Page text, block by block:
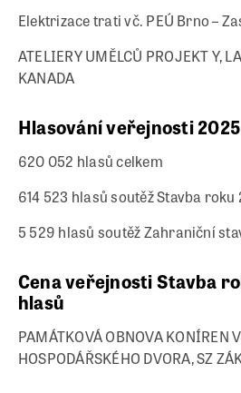
Elektrizace trati vč. PEÚ Brno –
ATELIERY UMĚLCŮ PROJEKT Y,
KANADA
Hlasování veřejnosti 2025
620 052 hlasů celkem
614 523 hlasů soutěž Stavba roku
5 529 hlasů soutěž Zahraniční
Cena veřejnosti Stavba
hlasů
PAMÁTKOVÁ OBNOVA KONÍREN
HOSPODÁŘSKÉHO DVORA, SZ